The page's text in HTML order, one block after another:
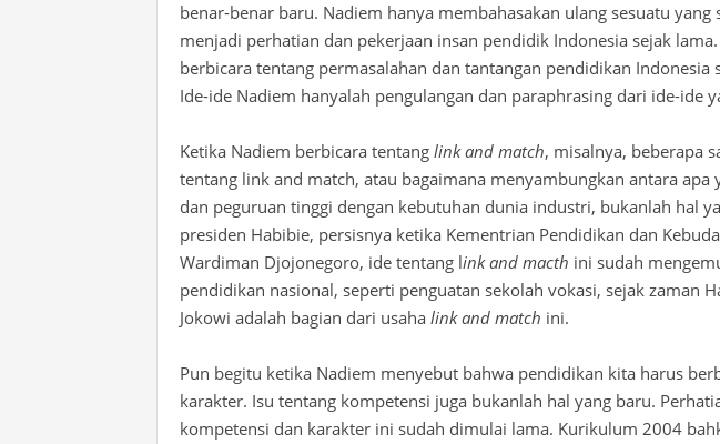
benar-benar baru. Nadiem hanya membahasakan ulang sesuatu yang
menjadi perhatian dan pekerjaan insan pendidik Indonesia sejak
berbicara tentang permasalahan dan tantangan pendidikan Indonesia
Ide-ide Nadiem hanyalah pengulangan dan paraphrasing dari ide-ide
Ketika Nadiem berbicara tentang link and match, misalnya, beberapa
tentang link and match, atau bagaimana menyambungkan antara apa
dan peguruan tinggi dengan kebutuhan dunia industri, bukanlah hal
presiden Habibie, persisnya ketika Kementrian Pendidikan dan
Wardiman Djojonegoro, ide tentang link and macth ini sudah
pendidikan nasional, seperti penguatan sekolah vokasi, sejak zaman
Jokowi adalah bagian dari usaha link and match ini.
Pun begitu ketika Nadiem menyebut bahwa pendidikan kita harus
karakter. Isu tentang kompetensi juga bukanlah hal yang baru.
kompetensi dan karakter ini sudah dimulai lama. Kurikulum 2004